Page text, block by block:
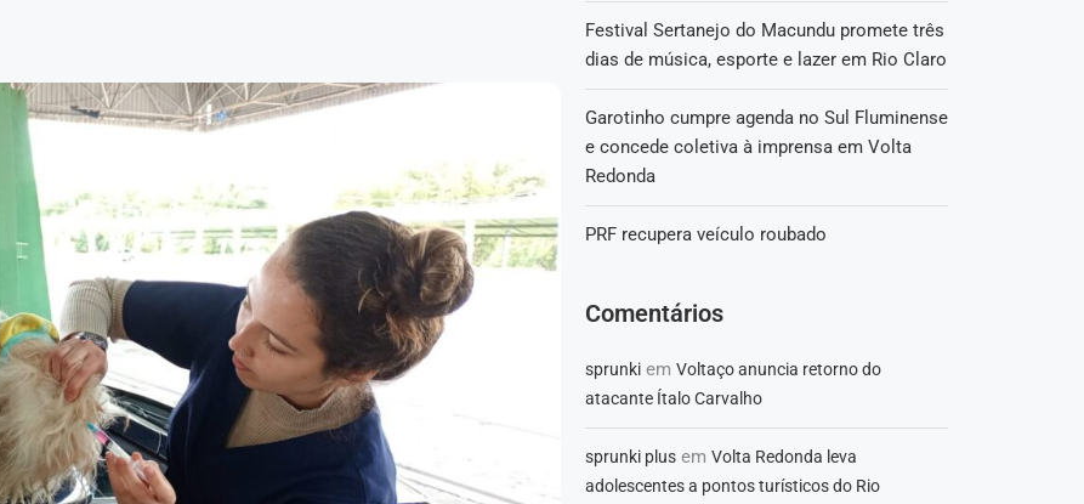
Festival Sertanejo do Macundu promete três
dias de música, esporte e lazer em Rio Claro
Garotinho cumpre agenda no Sul Fluminense
e concede coletiva à imprensa em Volta
Redonda
PRF recupera veículo roubado
Comentários
sprunkiem Voltaço anuncia retorno do
atacante Ítalo Carvalho
sprunki plusem Volta Redonda leva
adolescentes a pontos turísticos do Rio